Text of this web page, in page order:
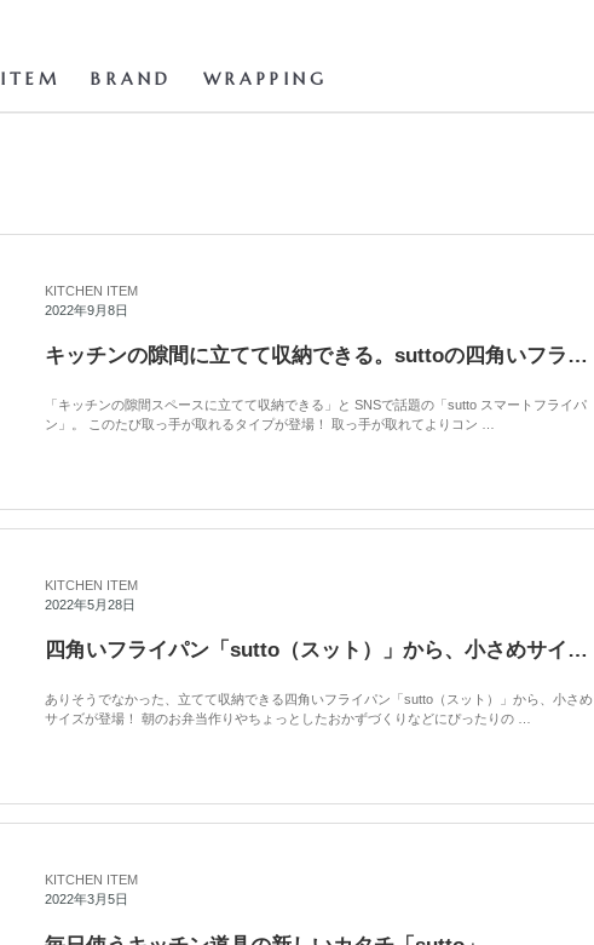
ITEM BRAND WRAPPING
KITCHEN ITEM
2022年9月8日
キッチンの隙間に立てて収納できる。suttoの四角いフライパンセット
「キッチンの隙間スペースに立てて収納できる」と SNSで話題の「sutto スマートフライパ
ン」。 このたび取っ手が取れるタイプが登場！ 取っ手が取れてよりコン …
KITCHEN ITEM
2022年5月28日
四角いフライパン「sutto（スット）」から、小さめサイズが登場！
ありそうでなかった、立てて収納できる四角いフライパン「sutto（スット）」から、小さめ
サイズが登場！ 朝のお弁当作りやちょっとしたおかずづくりなどにぴったりの …
KITCHEN ITEM
2022年3月5日